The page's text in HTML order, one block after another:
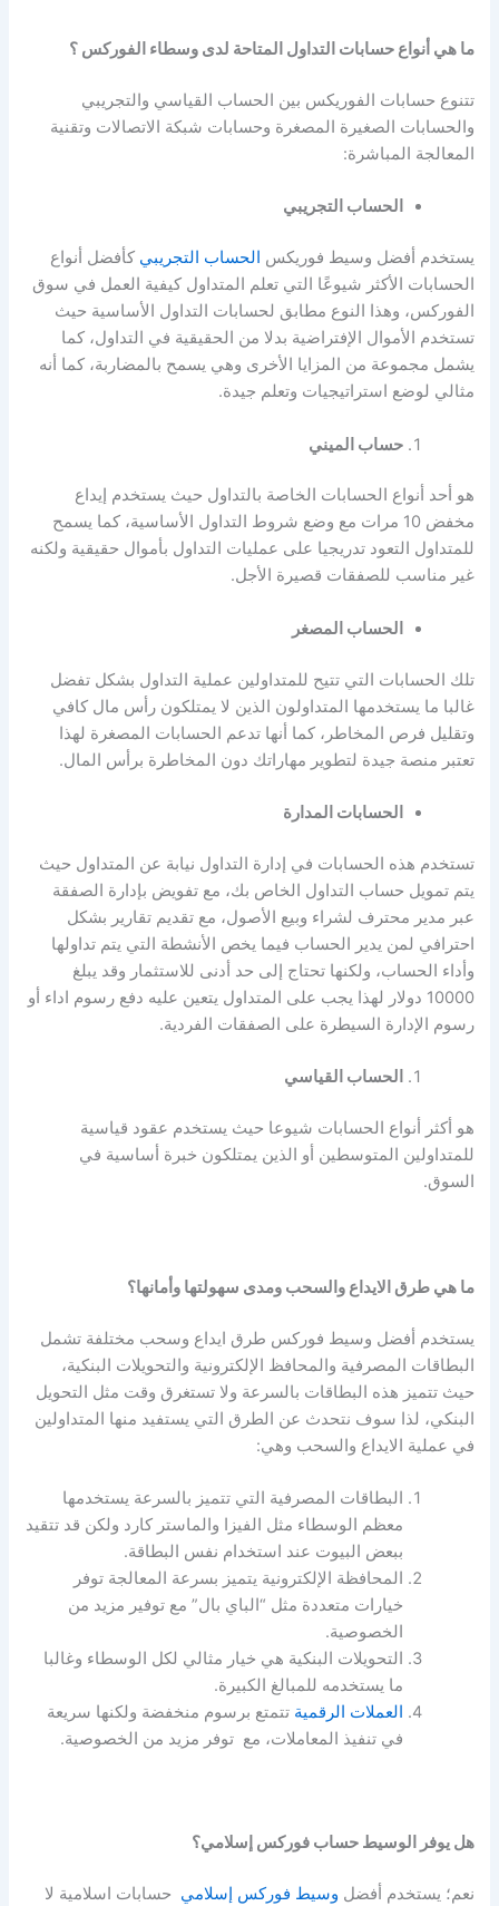
ما هي أنواع حسابات التداول المتاحة لدى وسطاء الفوركس ؟
تتنوع حسابات الفوريكس بين الحساب القياسي والتجريبي
والحسابات الصغيرة المصغرة وحسابات شبكة الاتصالات وتقنية
المعالجة المباشرة:
الحساب التجريبي
يستخدم أفضل وسيط فوريكس الحساب التجريبي كأفضل أنواع
الحسابات الأكثر شيوعًا التي تعلم المتداول كيفية العمل في سوق
الفوركس، وهذا النوع مطابق لحسابات التداول الأساسية حيث
تستخدم الأموال الإفتراضية بدلا من الحقيقية في التداول، كما
يشمل مجموعة من المزايا الأخرى وهي يسمح بالمضاربة، كما أنه
مثالي لوضع استراتيجيات وتعلم جيدة.
حساب الميني
هو أحد أنواع الحسابات الخاصة بالتداول حيث يستخدم إيداع
مخفض 10 مرات مع وضع شروط التداول الأساسية، كما يسمح
للمتداول التعود تدريجيا على عمليات التداول بأموال حقيقية ولكنه
غير مناسب للصفقات قصيرة الأجل.
الحساب المصغر
تلك الحسابات التي تتيح للمتداولين عملية التداول بشكل تفضل
غالبا ما يستخدمها المتداولون الذين لا يمتلكون رأس مال كافي
وتقليل فرص المخاطر، كما أنها تدعم الحسابات المصغرة لهذا
تعتبر منصة جيدة لتطوير مهاراتك دون المخاطرة برأس المال.
الحسابات المدارة
تستخدم هذه الحسابات في إدارة التداول نيابة عن المتداول حيث
يتم تمويل حساب التداول الخاص بك، مع تفويض بإدارة الصفقة
عبر مدير محترف لشراء وبيع الأصول، مع تقديم تقارير بشكل
احترافي لمن يدير الحساب فيما يخص الأنشطة التي يتم تداولها
وأداء الحساب، ولكنها تحتاج إلى حد أدنى للاستثمار وقد يبلغ
10000 دولار لهذا يجب على المتداول يتعين عليه دفع رسوم اداء أو
رسوم الإدارة السيطرة على الصفقات الفردية.
الحساب القياسي
هو أكثر أنواع الحسابات شيوعا حيث يستخدم عقود قياسية
للمتداولين المتوسطين أو الذين يمتلكون خبرة أساسية في
السوق.
ما هي طرق الايداع والسحب ومدى سهولتها وأمانها؟
يستخدم أفضل وسيط فوركس طرق ايداع وسحب مختلفة تشمل
البطاقات المصرفية والمحافظ الإلكترونية والتحويلات البنكية،
حيث تتميز هذه البطاقات بالسرعة ولا تستغرق وقت مثل التحويل
البنكي، لذا سوف نتحدث عن الطرق التي يستفيد منها المتداولين
في عملية الايداع والسحب وهي:
البطاقات المصرفية التي تتميز بالسرعة يستخدمها
معظم الوسطاء مثل الفيزا والماستر كارد ولكن قد تتقيد
ببعض البيوت عند استخدام نفس البطاقة.
المحافظة الإلكترونية يتميز بسرعة المعالجة توفر
خيارات متعددة مثل “الباي بال” مع توفير مزيد من
الخصوصية.
التحويلات البنكية هي خيار مثالي لكل الوسطاء وغالبا
ما يستخدمه للمبالغ الكبيرة.
العملات الرقميةتتمتع برسوم منخفضة ولكنها سريعة
في تنفيذ المعاملات، مع توفر مزيد من الخصوصية.
هل يوفر الوسيط حساب فوركس إسلامي؟
نعم؛ يستخدم أفضل وسيط فوركس إسلامي حسابات اسلامية لا